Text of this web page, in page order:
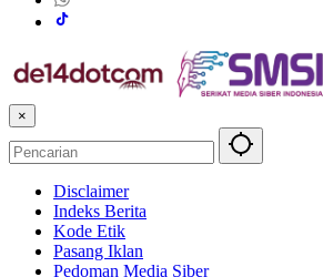
×
Disclaimer
Indeks Berita
Kode Etik
Pasang Iklan
Pedoman Media Siber